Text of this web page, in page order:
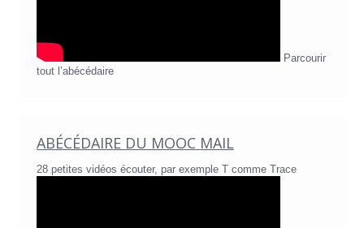
Parcourir
tout l’abécédaire
ABÉCÉDAIRE DU MOOC MAIL
28 petites vidéos écouter, par exemple T comme Trace